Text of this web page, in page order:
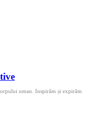
uman. Inspirăm și expirăm